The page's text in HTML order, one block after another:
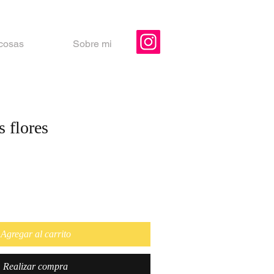
Sobre mi
flores
Agregar al carrito
Realizar compra